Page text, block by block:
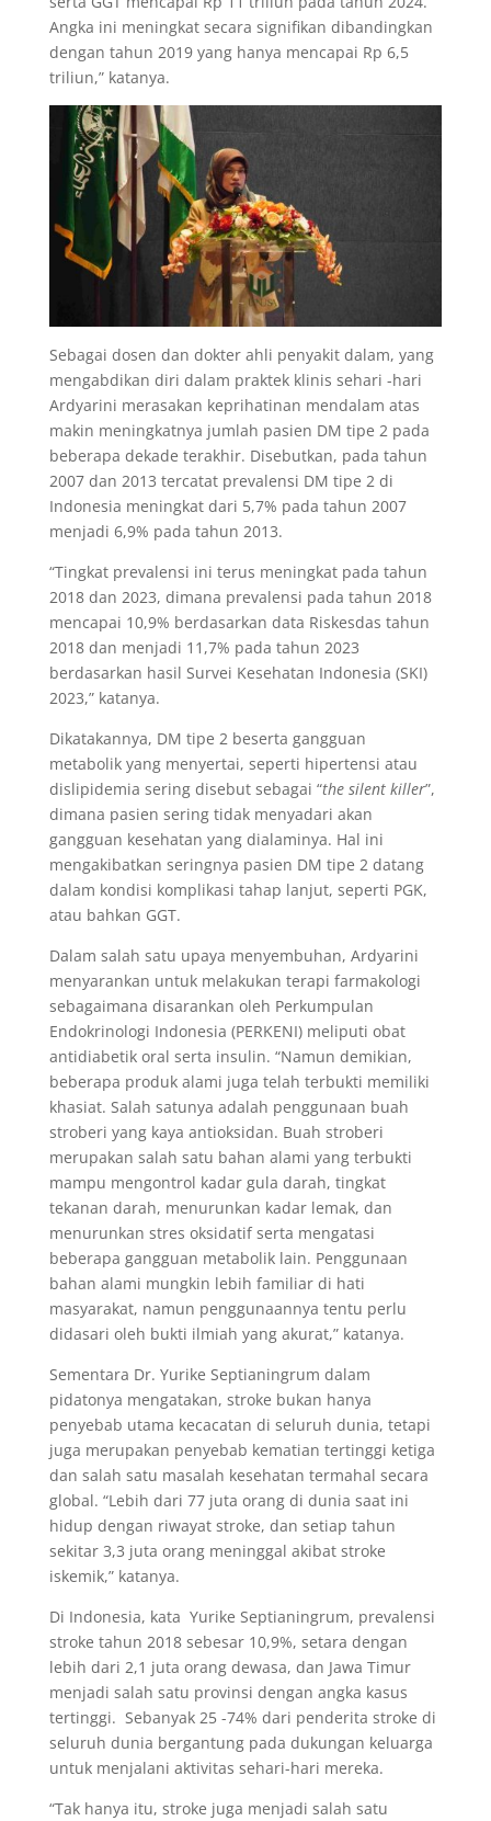
Angka ini meningkat secara signifikan dibandingkan
dengan tahun 2019 yang hanya mencapai Rp 6,5
triliun,” katanya.
Sebagai dosen dan dokter ahli penyakit dalam, yang
mengabdikan diri dalam praktek klinis sehari -hari
Ardyarini merasakan keprihatinan mendalam atas
makin meningkatnya jumlah pasien DM tipe 2 pada
beberapa dekade terakhir. Disebutkan, pada tahun
2007 dan 2013 tercatat prevalensi DM tipe 2 di
Indonesia meningkat dari 5,7% pada tahun 2007
menjadi 6,9% pada tahun 2013.
“Tingkat prevalensi ini terus meningkat pada tahun
2018 dan 2023, dimana prevalensi pada tahun 2018
mencapai 10,9% berdasarkan data Riskesdas tahun
2018 dan menjadi 11,7% pada tahun 2023
berdasarkan hasil Survei Kesehatan Indonesia (SKI)
2023,” katanya.
Dikatakannya, DM tipe 2 beserta gangguan
metabolik yang menyertai, seperti hipertensi atau
dislipidemia sering disebut sebagai “the silent killer”,
dimana pasien sering tidak menyadari akan
gangguan kesehatan yang dialaminya. Hal ini
mengakibatkan seringnya pasien DM tipe 2 datang
dalam kondisi komplikasi tahap lanjut, seperti PGK,
atau bahkan GGT.
Dalam salah satu upaya menyembuhan, Ardyarini
menyarankan untuk melakukan terapi farmakologi
sebagaimana disarankan oleh Perkumpulan
Endokrinologi Indonesia (PERKENI) meliputi obat
antidiabetik oral serta insulin. “Namun demikian,
beberapa produk alami juga telah terbukti memiliki
khasiat. Salah satunya adalah penggunaan buah
stroberi yang kaya antioksidan. Buah stroberi
merupakan salah satu bahan alami yang terbukti
mampu mengontrol kadar gula darah, tingkat
tekanan darah, menurunkan kadar lemak, dan
menurunkan stres oksidatif serta mengatasi
beberapa gangguan metabolik lain. Penggunaan
bahan alami mungkin lebih familiar di hati
masyarakat, namun penggunaannya tentu perlu
didasari oleh bukti ilmiah yang akurat,” katanya.
Sementara Dr. Yurike Septianingrum dalam
pidatonya mengatakan, stroke bukan hanya
penyebab utama kecacatan di seluruh dunia, tetapi
juga merupakan penyebab kematian tertinggi ketiga
dan salah satu masalah kesehatan termahal secara
global. “Lebih dari 77 juta orang di dunia saat ini
hidup dengan riwayat stroke, dan setiap tahun
sekitar 3,3 juta orang meninggal akibat stroke
iskemik,” katanya.
Di Indonesia, kata Yurike Septianingrum, prevalensi
stroke tahun 2018 sebesar 10,9%, setara dengan
lebih dari 2,1 juta orang dewasa, dan Jawa Timur
menjadi salah satu provinsi dengan angka kasus
tertinggi. Sebanyak 25 -74% dari penderita stroke di
seluruh dunia bergantung pada dukungan keluarga
untuk menjalani aktivitas sehari-hari mereka.
“Tak hanya itu, stroke juga menjadi salah satu